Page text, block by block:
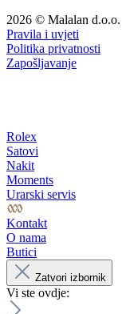
2026 © Malalan d.o.o.
Pravila i uvjeti
Politika privatnosti
Zapošljavanje
Rolex
Satovi
Nakit
Moments
Urarski servis
Kontakt
O nama
Butici
Zatvori izbornik
Vi ste ovdje: